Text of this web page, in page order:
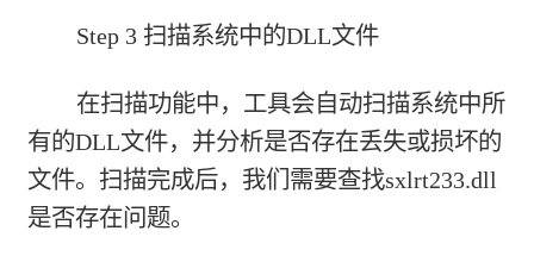
Step 3 扫描系统中的DLL文件
在扫描功能中，工具会自动扫描系统中所
有的DLL文件，并分析是否存在丢失或损坏的
文件。扫描完成后，我们需要查找sxlrt233.dll
是否存在问题。